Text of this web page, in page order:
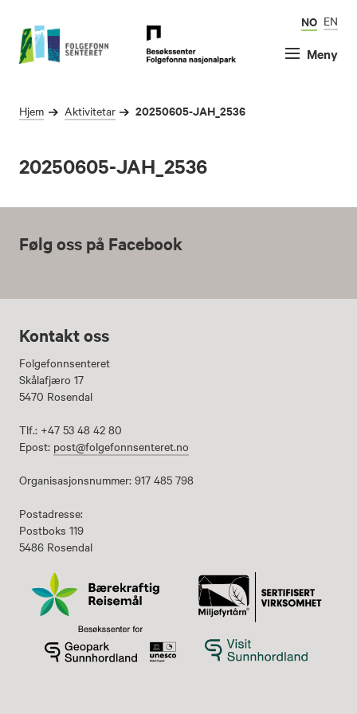
NO EN
Meny
Hjem Aktivitetar 20250605-JAH_2536
20250605-JAH_2536
Følg oss på Facebook
Kontakt oss
Folgefonnsenteret
Skålafjæro 17
5470 Rosendal
Tlf.: +47 53 48 42 80
Epost: post@folgefonnsenteret.no
Organisasjonsnummer: 917 485 798
Postadresse:
Postboks 119
5486 Rosendal